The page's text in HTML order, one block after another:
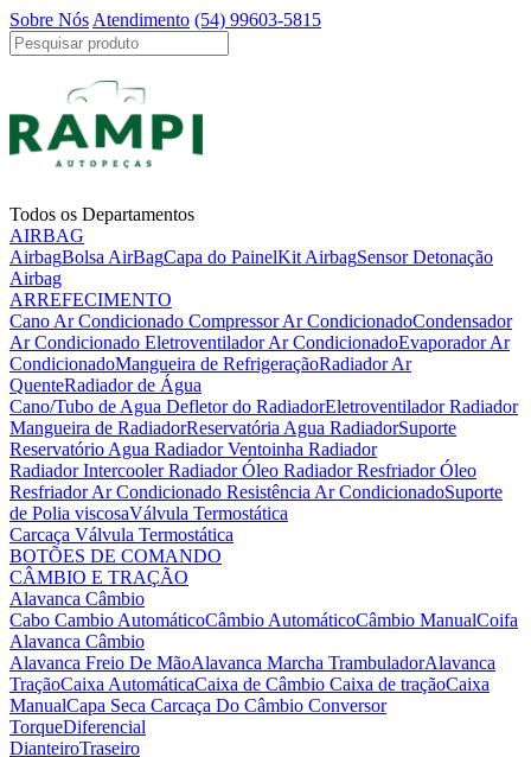
Sobre Nós Atendimento (54) 99603-5815
Todos os Departamentos
AIRBAG
AirbagBolsa AirBagCapa do PainelKit AirbagSensor Detonação
Airbag
ARREFECIMENTO
Cano Ar Condicionado Compressor Ar CondicionadoCondensador
Ar Condicionado Eletroventilador Ar CondicionadoEvaporador Ar
CondicionadoMangueira de RefrigeraçãoRadiador Ar
QuenteRadiador de Água
Cano/Tubo de Agua Defletor do RadiadorEletroventilador Radiador
Mangueira de RadiadorReservatória Agua RadiadorSuporte
Reservatório Agua RadiadorVentoinha Radiador
Radiador IntercoolerRadiador Óleo Radiador Resfriador Óleo
Resfriador Ar Condicionado Resistência Ar CondicionadoSuporte
de Polia viscosaVálvula Termostática
Carcaça Válvula Termostática
BOTÕES DE COMANDO
CÂMBIO E TRAÇÃO
Alavanca Câmbio
Cabo Cambio AutomáticoCâmbio AutomáticoCâmbio ManualCoifa
Alavanca Câmbio
Alavanca Freio De MãoAlavanca Marcha TrambuladorAlavanca
TraçãoCaixa AutomáticaCaixa de Câmbio Caixa de traçãoCaixa
ManualCapa Seca Carcaça Do Câmbio Conversor
TorqueDiferencial
DianteiroTraseiro